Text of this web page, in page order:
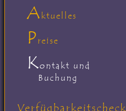
Aktuelles
Preise
Kontakt und
Buchung
Verfügbarkeitscheck